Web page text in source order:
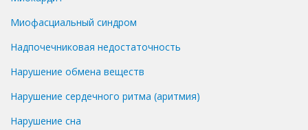
Миофасциальный синдром
Надпочечниковая недостаточность
Нарушение обмена веществ
Нарушение сердечного ритма (аритмия)
Нарушение сна